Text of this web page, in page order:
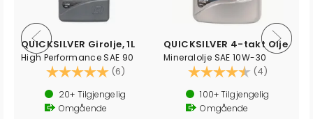
QUICKSILVER Girolje, 1L
High Performance SAE 90
Karakter: (6) 5.0 av 5 mulige
20+ Tilgjengelig
Omgående
QUICKSILVER 4-takt Olje
Mineralolje SAE 10W-30
Karakter: (4)
100+Tilgjengelig
Omgående